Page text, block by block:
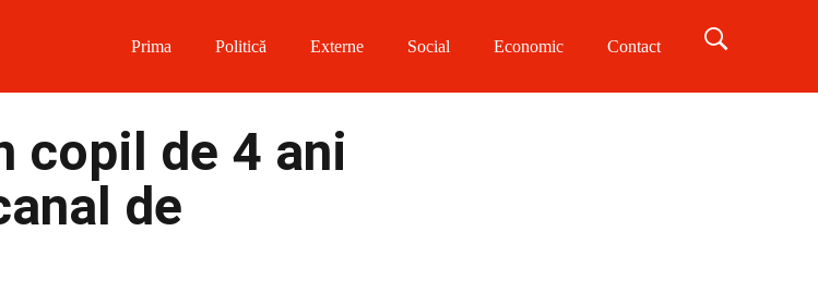
Prima Politică Externe Social Economic Contact
copil de 4 ani
de